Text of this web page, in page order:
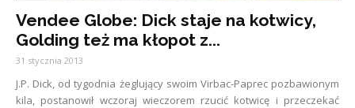
Vendee Globe: Dick staje na kotwicy,
Golding też ma kłopot z...
31 stycznia 2013
J.P. Dick, od tygodnia żeglujący swoim Virbac-Paprec pozbawionym
kila, postanowił wczoraj wieczorem rzucić kotwicę i przeczekać